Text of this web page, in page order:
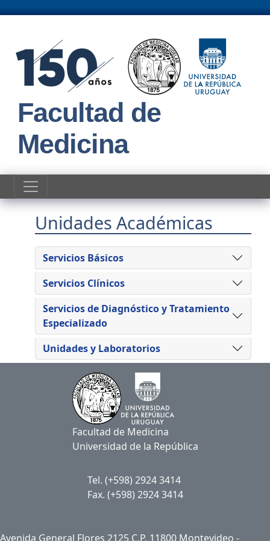
Facultad de
Medicina
Unidades Académicas
Servicios Básicos
Servicios Clínicos
Servicios de Diagnóstico y Tratamiento
Especializado
Unidades y Laboratorios
Facultad de Medicina
Universidad de la República
Tel. (+598) 2924 3414
Fax. (+598) 2924 3414
Avenida General Flores 2125 C.P. 11800 Montevideo -